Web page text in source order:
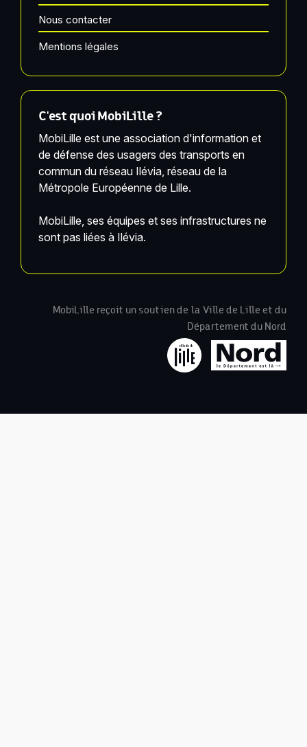
Nous contacter
Mentions légales
C'est quoi MobiLille ?
MobiLille est une association d'information et
de défense des usagers des transports en
commun du réseau Ilévia, réseau de la
Métropole Européenne de Lille.
MobiLille, ses équipes et ses infrastructures ne
sont pas liées à Ilévia.
MobiLille reçoit un soutien de la Ville de Lille et du
Département du Nord